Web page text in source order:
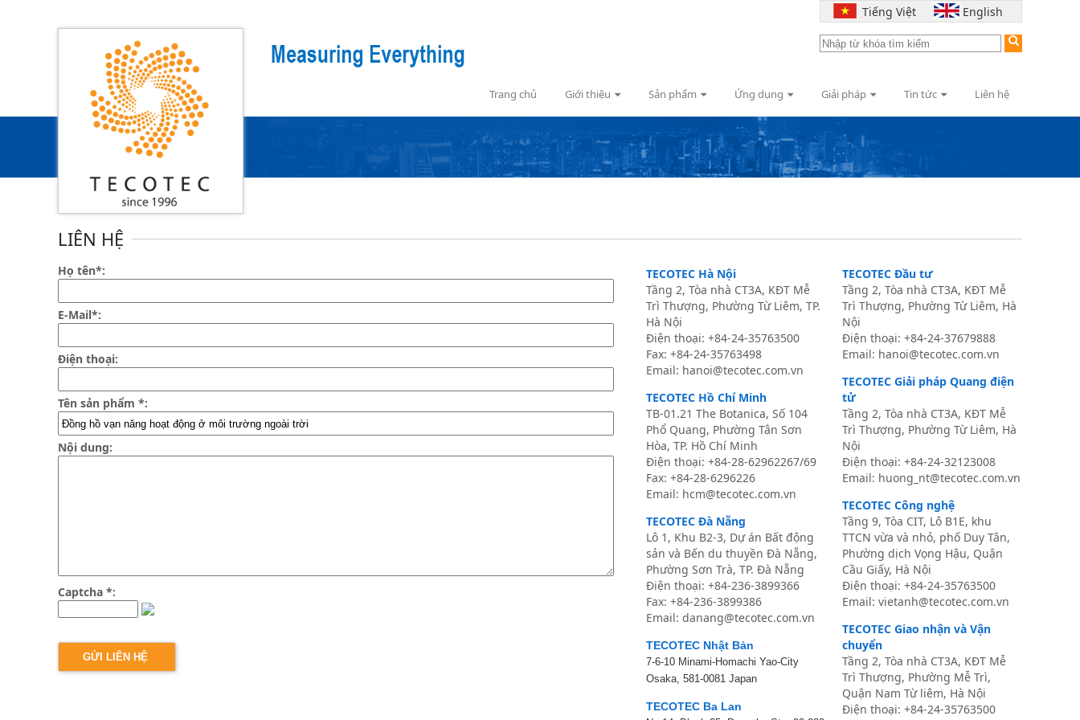
Tiếng Việt English
Trang chủ Giới thiệu Sản phẩm Ứng dụng Giải pháp Tin tức Liên hệ
Search
LIÊN HỆ
Họ tên*:
E-Mail*:
Điện thoại:
Tên sản phẩm *:
Nội dung:
Captcha *:
TECOTEC Hà Nội
Tầng 2, Tòa nhà CT3A, KĐT Mễ
Trì Thượng, Phường Từ Liêm, TP.
Hà Nội
Điện thoại: +84-24-35763500
Fax: +84-24-35763498
Email: hanoi@tecotec.com.vn
TECOTEC Hồ Chí Minh
TB-01.21 The Botanica, Số 104
Phổ Quang, Phường Tân Sơn
Hòa, TP. Hồ Chí Minh
Điện thoại: +84-28-62962267/69
Fax: +84-28-6296226
Email: hcm@tecotec.com.vn
TECOTEC Đà Nẵng
Lô 1, Khu B2-3, Dự án Bất động
sản và Bến du thuyền Đà Nẵng,
Phường Sơn Trà, TP. Đà Nẵng
Điện thoại: +84-236-3899366
Fax: +84-236-3899386
Email: danang@tecotec.com.vn
TECOTEC Nhật Bản
7-6-10 Minami-Homachi Yao-City
Osaka, 581-0081 Japan
TECOTEC Ba Lan
TECOTEC Đầu tư
Tầng 2, Tòa nhà CT3A, KĐT Mễ
Trì Thượng, Phường Từ Liêm, Hà
Nội
Điện thoại: +84-24-37679888
Email: hanoi@tecotec.com.vn
TECOTEC Giải pháp Quang điện
tử
Tầng 2, Tòa nhà CT3A, KĐT Mễ
Trì Thượng, Phường Từ Liêm, Hà
Nội
Điện thoại: +84-24-32123008
Email: huong_nt@tecotec.com.vn
TECOTEC Công nghệ
Tầng 9, Tòa CIT, Lô B1E, khu
TTCN vừa và nhỏ, phố Duy Tân,
Phường dịch Vọng Hậu, Quận
Cầu Giấy, Hà Nội
Điện thoại: +84-24-35763500
Email: vietanh@tecotec.com.vn
TECOTEC Giao nhận và Vận
chuyển
Tầng 2, Tòa nhà CT3A, KĐT Mễ
Trì Thượng, Phường Mễ Trì,
Quận Nam Từ liêm, Hà Nội
Điện thoại: +84-24-35763500